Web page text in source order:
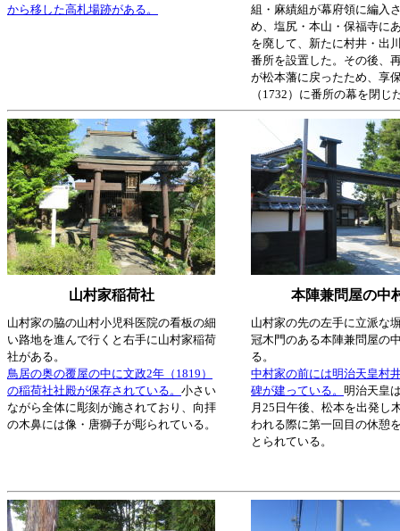
から移した高札場跡がある。
組・麻績組が幕府領に編入
め、塩尻・本山・保福寺に
を廃して、新たに村井・出
番所を設置した。その後、
が松本藩に戻ったため、享
（1732）に番所の幕を閉じ
山村家稲荷社 本陣兼問屋の中
山村家の脇の山村小児科医院の看板の細
い路地を進んで行くと右手に山村家稲荷
社がある。
鳥居の奥の覆屋の中に文政2年（1819）
の稲荷社社殿が保存されている。 小さい
ながら全体に彫刻が施されており、向拝
の木鼻には像・唐獅子が彫られている。
山村家の先の左手に立派な
冠木門のある本陣兼問屋の
る。
中村家の前には明治天皇村
碑が建っている。 明治天皇
月25日午後、松本を出発し
われる際に第一回目の休憩
とられている。